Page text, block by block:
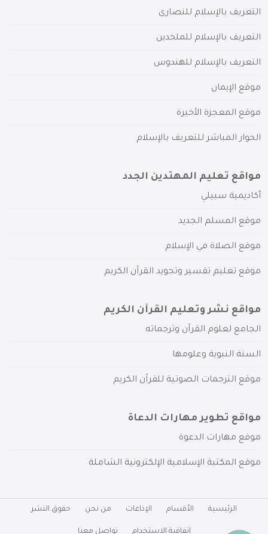
التعريف بالإسلام للنصارى
التعريف بالإسلام للملحدين
التعريف بالإسلام للهندوس
موقع الإيمان
موقع المعجزة الأخيرة
الحوار المباشر للتعريف بالإسلام
مواقع تعليم المهتدين الجدد
أكاديمية سبيلي
موقع المسلم الجديد
موقع الصلاة في الإسلام
موقع تعليم تفسير وتجويد القرآن الكريم
مواقع نشر وتعليم القرآن الكريم
الجامع لعلوم القرآن وترجماته
السنة النبوية وعلومها
موقع الترجمات الصوتية للقرآن الكريم
مواقع تطوير مهارات الدعاة
موقع مهارات الدعوة
موقع المكتبة الإسلامية الإلكترونية الشاملة
الرئيسية الأقسام الإذاعات من نحن حقوق النشر
اتفاقية الاستخدام تواصل معنا